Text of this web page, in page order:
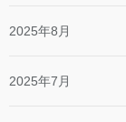
2025年8月
2025年7月